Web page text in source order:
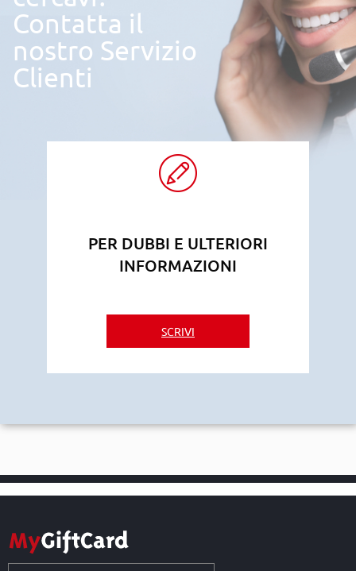
Contatta il
nostro Servizio
Clienti
PER DUBBI E ULTERIORI
INFORMAZIONI
SCRIVI